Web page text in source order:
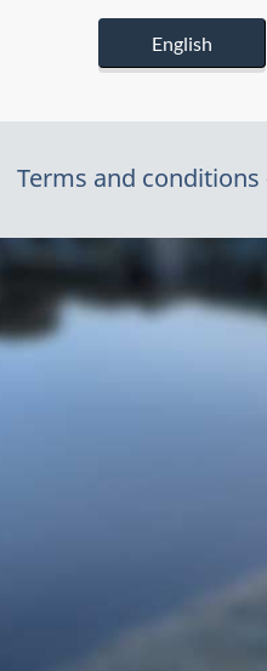
English
Terms and conditions